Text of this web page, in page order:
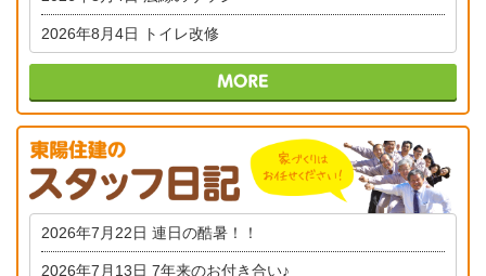
2026年8月4日 トイレ改修
2026年7月22日 連日の酷暑！！
2026年7月13日 7年来のお付き合い♪